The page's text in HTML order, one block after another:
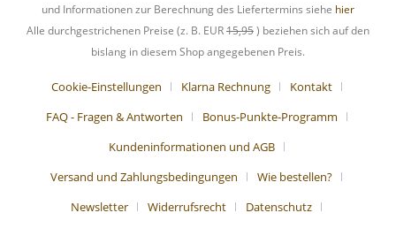
und Informationen zur Berechnung des Liefertermins siehe hier
Alle durchgestrichenen Preise (z. B. EUR15,95) beziehen sich auf den
bislang in diesem Shop angegebenen Preis.
Cookie-Einstellungen Klarna Rechnung
Kontakt
FAQ - Fragen & Antworten
Bonus-Punkte-Programm
Kundeninformationen und AGB
Versand und Zahlungsbedingungen
Wie bestellen?
Newsletter
Widerrufsrecht Datenschutz